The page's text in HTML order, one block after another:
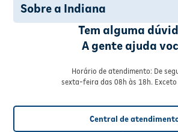
Sobre a Indiana
Tem alguma
A gente ajuda
Horário de atendimento: De
sexta-feira das 08h às 18h.
Central de